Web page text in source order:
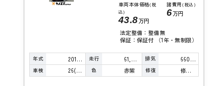
車両本体価格(税
込)
43.8万円
諸費用 (税込)
6万円
法定整備：整備無
保証：保証付 （1年・無制限）
年式 2015年 走行 61,000km 排気 660cc
車検 26(R8)/09 色 赤紫 修復 修復歴無し